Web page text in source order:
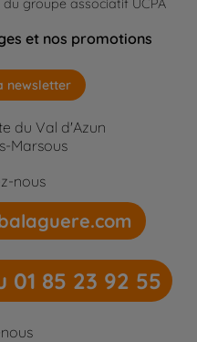
groupe associatif UCPA
et nos promotions
newsletter
du Val d'Azun
Marsous
nous
01 85 23 92 55